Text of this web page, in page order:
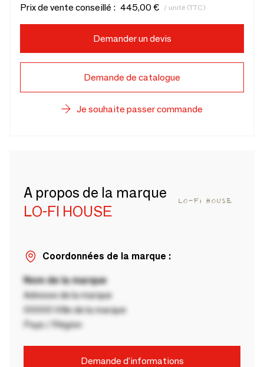
Prix de vente conseillé : 445,00 € / unité (TTC)
Demander un devis
Demande de catalogue
Je souhaite passer commande
A propos de la marque
LO-FI HOUSE
Coordonnées de la marque :
Nom de la marque
Adresse de la marque
00000 Ville de la marque
Pays / Région
Demande d'informations